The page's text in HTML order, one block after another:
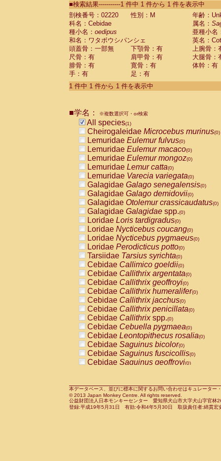
CebidaeSaguinus labiatus(0)
Cebidae Saguinus leucopus (0)
Cebidae
Cebidae
CebidaeSaguinus nigricollis (0)
Cebidae Saguinus oedipus
Cebidae Saguinus weddelli
Cebidae Saguinusspp.
Cebidae Aotus trivirgatus
Cebidae Cebus albifrons
CebidaeCebus nigrivittatus
CebidaeCebus
CebidaeSaimiri boliviensis(0)
CebidaeSaimiri sciureus(0)
AtelidaeAlouatta caraya(0)
AtelidaeAlouatta fusca(0)
AtelidaeAlouatta seniculus
AtelidaeAlouattaspp.(0)
AtelidaeAteles belzebuth(0)
AtelidaeAteles geoffroyi(0)
AtelidaeAteles paniscus(0)
AtelidaeAtelesspp.(0)
Atelidae Lagothrix lagothricha
AtelidaeLagothrix lagothricha cana
PitheciidaeCacajao calvus
PitheciidaeCallicebus cupreus
PitheciidaeCallicebus donacophilus
PitheciidaeCallicebus moloch
PitheciidaeCallicebus torquatus
PitheciidaeCallicebusspp.(0)
PitheciidaeChiropotes satanas(0)
PitheciidaePithecia monachus
PitheciidaePithecia pithecia(0)
CercopithecidaeCercocebus agilis
CercopithecidaeCercocebus
CercopithecidaeCercocebus
CercopithecidaeCercocebus
CercopithecidaeCercocebus
CercopithecidaeCercocebushybrid
CercopithecidaePapio anubis(0)
CercopithecidaePapio cynocephalus
CercopithecidaePapio hamadryas(0)
■検索結果-----------1 件中 1 件から 1 件を表示中
剖検番号：02220
性別：M
年齢：
科名：Cebidae
属名：
種小名： oedipus
亜種小名
和名：ワタボウシパンシェ
英名：
頭蓋骨：一部無
下顎骨：有
上腕骨：
尺骨：有
肩甲骨：有
大腿骨：
腓骨：有
寛骨：有
体幹：有
手：有
足：有
1 件中 1 件から 1 件を表示中
■学名： ※複数選択可・or検索
All species(1)
Cheirogaleidae Microcebus murinus(0)
Lemuridae Eulemur fulvus(0)
Lemuridae Eulemur macaco(0)
Lemuridae Eulemur mongoz(0)
Lemuridae Lemur catta(0)
Lemuridae Varecia variegata(0)
Galagidae Galago senegalensis(0)
Galagidae Galago demidovii(0)
Galagidae Otolemur crassicaudatus(0)
Galagidae Galagidae spp.(0)
Loridae Loris tardigradus(0)
Loridae Nycticebus coucang(0)
Loridae Nycticebus pygmaeus(0)
Loridae Perodicticus potto(0)
Tarsiidae Tarsius syrichta(0)
Cebidae Callimico goeldii(0)
Cebidae Callithrix argentata(0)
Cebidae Callithrix geoffroyi(0)
Cebidae Callithrix humeralifer(0)
Cebidae Callithrix jacchus(0)
Cebidae Callithrix penicillata(0)
Cebidae Callithrixspp.(0)
Cebidae Cebuella pygmaea(0)
Cebidae Leontopithecus rosalia(0)
Cebidae Saguinus bicolor(0)
Cebidae Saguinus fuscicollis(0)
Cebidae Saguinus geoffroyi(0)
CebidaeSaguinus leucopus(0)
CebidaeSaguinus midas(0)
Cebidae Saguinus mystax(0)
本データベース、並びに標本に関するお問い合わせはキュレータ
© 2013 Japan Monkey Centre. All rights reserved.
公益財団法人日本モンキーセンター 愛知県犬山市大字犬山字官
登録:平成19年5月31日 有効:令和4年5月30日 取扱責任者:綿貫宏